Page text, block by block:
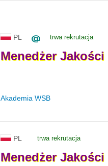
PL trwa rekrutacja
Menedżer Jakości
Akademia WSB
PL trwa rekrutacja
Menedżer Jakości